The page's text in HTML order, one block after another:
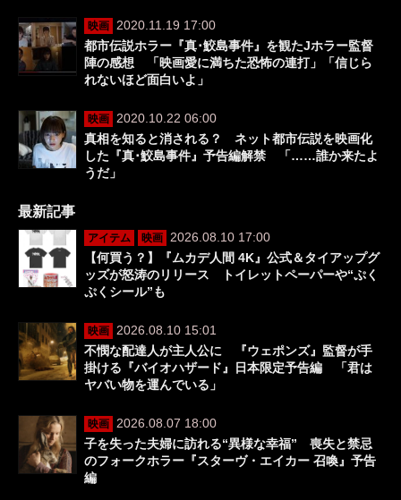
映画
2020.11.19 17:00
都市伝説ホラー『真･鮫島事件』を観たJホラー監督
陣の感想 「映画愛に満ちた恐怖の連打」「信じら
れないほど面白いよ」
映画
2020.10.22 06:00
真相を知ると消される？ ネット都市伝説を映画化
した『真･鮫島事件』予告編解禁 「……誰か来たよ
うだ」
最新記事
アイテム 映画
2026.08.10 17:00
【何買う？】『ムカデ人間 4K』公式＆タイアップグ
ッズが怒涛のリリース トイレットペーパーや“ぷく
ぷくシール”も
映画
2026.08.10 15:01
不憫な配達人が主人公に 『ウェポンズ』監督が手
掛ける『バイオハザード』日本限定予告編 「君は
ヤバい物を運んでいる」
映画
2026.08.07 18:00
子を失った夫婦に訪れる“異様な幸福” 喪失と禁忌
のフォークホラー『スターヴ・エイカー 召喚』予告
編